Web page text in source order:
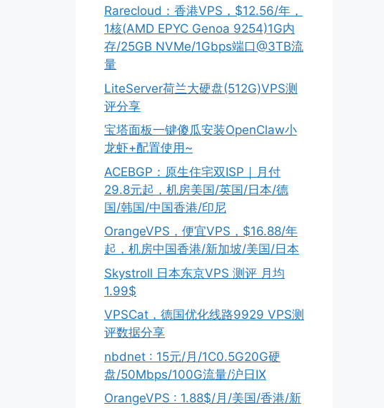
Rarecloud：香港VPS，$12.56/年，
1核(AMD EPYC Genoa 9254)1G内
存/25GB NVMe/1Gbps端口@3TB流
量
LiteServer荷兰大硬盘(512G)VPS测
评分享
宝塔面板一键傻瓜安装OpenClaw小
龙虾+配置使用~
ACEBGP：原生住宅双ISP｜月付
29.8元起，机房美国/英国/日本/德
国/韩国/中国香港/印尼
OrangeVPS，便宜VPS，$16.88/年
起，机房中国香港/新加坡/美国/日本
Skystroll 日本东京VPS 测评 月均
1.99$
VPSCat，德国优化线路9929 VPS测
评数据分享
nbdnet : 15元/月/1C0.5G20G硬
盘/50Mbps/100G流量/沪日IX
OrangeVPS : 1.88$/月/美国/香港/新